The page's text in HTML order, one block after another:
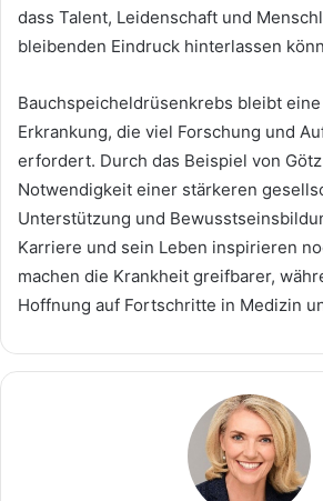
dass Talent, Leidenschaft und
bleibenden Eindruck hinterlassen
Bauchspeicheldrüsenkrebs bleibt
Erkrankung, die viel Forschung und
erfordert. Durch das Beispiel von
Notwendigkeit einer stärkeren
Unterstützung und
Karriere und sein Leben inspirieren
machen die Krankheit greifbarer,
Hoffnung auf Fortschritte in Medizin